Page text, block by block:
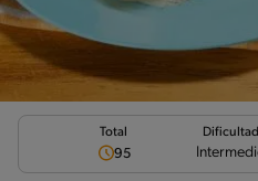
Total
95
Dificultad